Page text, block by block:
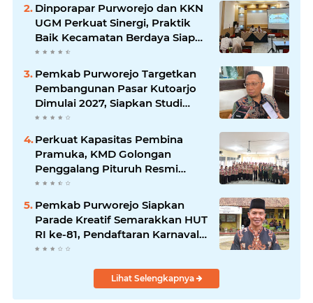
Dinporapar Purworejo dan KKN
UGM Perkuat Sinergi, Praktik
Baik Kecamatan Berdaya Siap
Direplikasi
Pemkab Purworejo Targetkan
Pembangunan Pasar Kutoarjo
Dimulai 2027, Siapkan Studi
Kelayakan hingga DED
Perkuat Kapasitas Pembina
Pramuka, KMD Golongan
Penggalang Pituruh Resmi
Dimulai
Pemkab Purworejo Siapkan
Parade Kreatif Semarakkan HUT
RI ke-81, Pendaftaran Karnaval
Resmi Dibuka
Lihat Selengkapnya